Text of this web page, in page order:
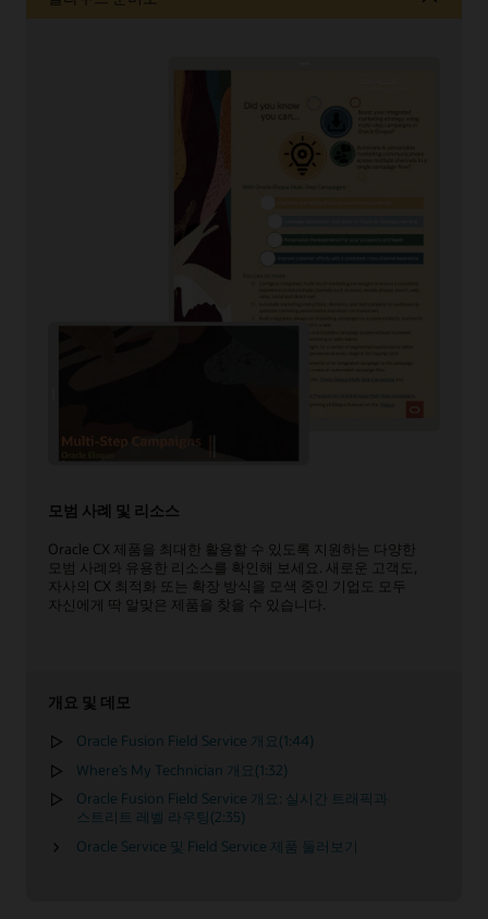
모범 사례 및 리소스
Oracle CX 제품을 최대한 활용할 수 있도록 지원하는 다양한
모범 사례와 유용한 리소스를 확인해 보세요. 새로운 고객도,
자사의 CX 최적화 또는 확장 방식을 모색 중인 기업도 모두
자신에게 딱 알맞은 제품을 찾을 수 있습니다.
개요 및 데모
Oracle Fusion Field Service 개요(1:44)
Where’s My Technician 개요(1:32)
Oracle Fusion Field Service 개요: 실시간 트래픽과
스트리트 레벨 라우팅(2:35)
Oracle Service 및 Field Service 제품 둘러보기